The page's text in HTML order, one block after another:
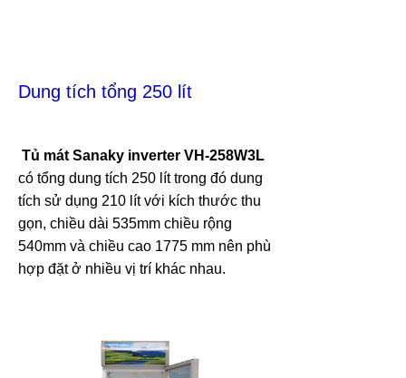
Dung tích tổng 250 lít
Tủ mát Sanaky inverter VH-258W3L
có tổng dung tích 250 lít trong đó dung
tích sử dụng 210 lít với kích thước thu
gọn, chiều dài 535mm chiều rộng
540mm và chiều cao 1775 mm nên phù
hợp đặt ở nhiều vị trí khác nhau.